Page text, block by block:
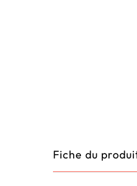
Fiche du